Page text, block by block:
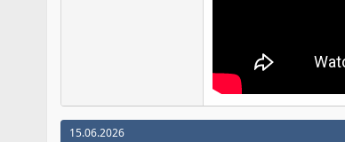
15.06.2026